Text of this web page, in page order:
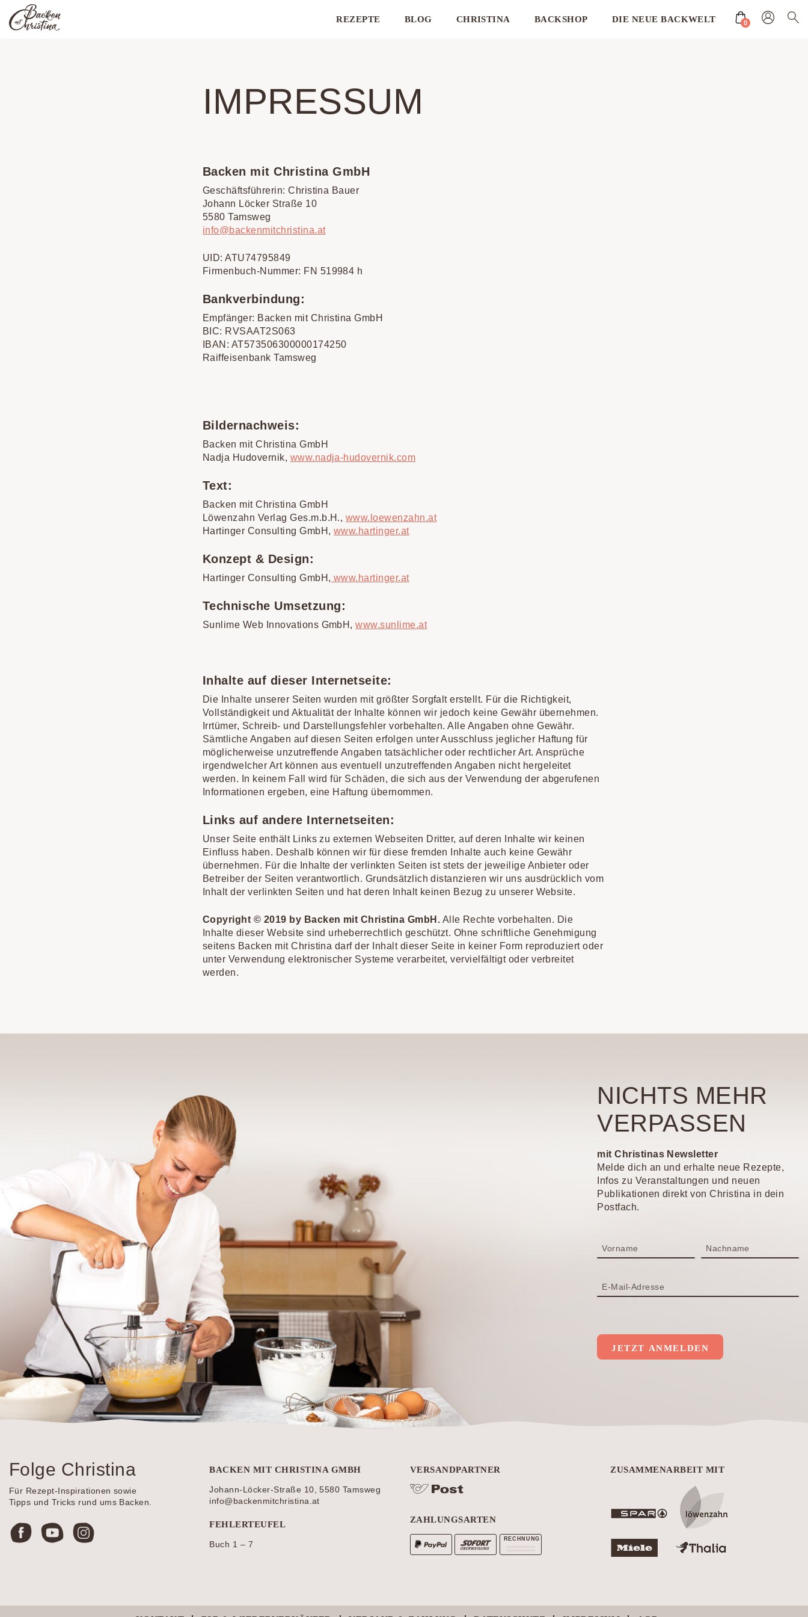
REZEPTE BLOG CHRISTINA BACKSHOP DIE NEUE BACKWELT 0
IMPRESSUM
Backen mit Christina GmbH
Geschäftsführerin: Christina Bauer
Johann Löcker Straße 10
5580 Tamsweg
info@backenmitchristina.at
UID: ATU74795849
Firmenbuch-Nummer: FN 519984 h
Bankverbindung:
Empfänger: Backen mit Christina GmbH
BIC: RVSAAT2S063
IBAN: AT573506300000174250
Raiffeisenbank Tamsweg
Bildernachweis:
Backen mit Christina GmbH
Nadja Hudovernik, www.nadja-hudovernik.com
Text:
Backen mit Christina GmbH
Löwenzahn Verlag Ges.m.b.H., www.loewenzahn.at
Hartinger Consulting GmbH, www.hartinger.at
Konzept & Design:
Hartinger Consulting GmbH, www.hartinger.at
Technische Umsetzung:
Sunlime Web Innovations GmbH,www.sunlime.at
Inhalte auf dieser Internetseite:
Die Inhalte unserer Seiten wurden mit größter Sorgfalt erstellt. Für die Richtigkeit,
Vollständigkeit und Aktualität der Inhalte können wir jedoch keine Gewähr übernehmen.
Irrtümer, Schreib- und Darstellungsfehler vorbehalten. Alle Angaben ohne Gewähr.
Sämtliche Angaben auf diesen Seiten erfolgen unter Ausschluss jeglicher Haftung für
möglicherweise unzutreffende Angaben tatsächlicher oder rechtlicher Art. Ansprüche
irgendwelcher Art können aus eventuell unzutreffenden Angaben nicht hergeleitet
werden. In keinem Fall wird für Schäden, die sich aus der Verwendung der abgerufenen
Informationen ergeben, eine Haftung übernommen.
Links auf andere Internetseiten:
Unser Seite enthält Links zu externen Webseiten Dritter, auf deren Inhalte wir keinen
Einfluss haben. Deshalb können wir für diese fremden Inhalte auch keine Gewähr
übernehmen. Für die Inhalte der verlinkten Seiten ist stets der jeweilige Anbieter oder
Betreiber der Seiten verantwortlich. Grundsätzlich distanzieren wir uns ausdrücklich vom
Inhalt der verlinkten Seiten und hat deren Inhalt keinen Bezug zu unserer Website.
Copyright © 2019 by Backen mit Christina GmbH. Alle Rechte vorbehalten. Die
Inhalte dieser Website sind urheberrechtlich geschützt. Ohne schriftliche Genehmigung
seitens Backen mit Christina darf der Inhalt dieser Seite in keiner Form reproduziert oder
unter Verwendung elektronischer Systeme verarbeitet, vervielfältigt oder verbreitet
werden.
NICHTS MEHR
VERPASSEN
mit Christinas Newsletter
Melde dich an und erhalte neue Rezepte,
Infos zu Veranstaltungen und neuen
Publikationen direkt von Christina in dein
Postfach.
Vorname Nachname
E-Mail-Adresse
JETZT ANMELDEN
Folge Christina
Für Rezept-Inspirationen sowie
Tipps und Tricks rund ums Backen.
BACKEN MIT CHRISTINA GMBH
Johann-Löcker-Straße 10, 5580 Tamsweg
info@backenmitchristina.at
FEHLERTEUFEL
Buch 1 – 7
VERSANDPARTNER
ZAHLUNGSARTEN
ZUSAMMENARBEIT MIT